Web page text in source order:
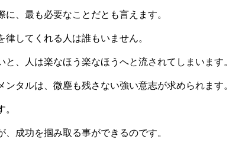
、最も必要なことだとも言えます。
してくれる人は誰もいません。
、人は楽なほう楽なほうへと流されてしまいます。
タルは、微塵も残さない強い意志が求められます。
成功を掴み取る事ができるのです。